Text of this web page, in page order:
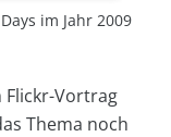
im Jahr 2009
Flickr-Vortrag
Thema noch